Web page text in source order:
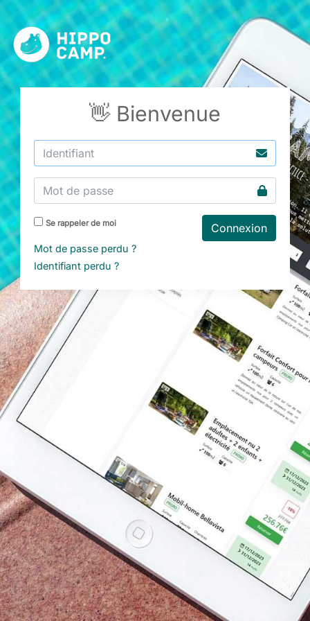
👋 Bienvenue
Se rappeler de moi Connexion
Mot de passe perdu ?
Identifiant perdu ?